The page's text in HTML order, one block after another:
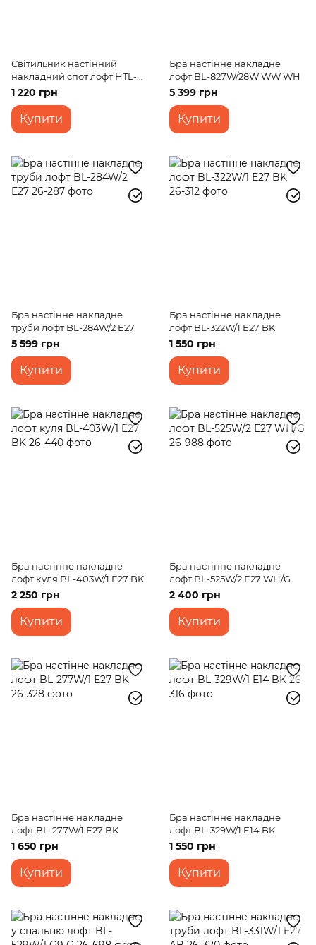
Світильник настінний
накладний спот лофт HTL-
187/1 E14 BK
1 220 грн
Купити
Бра настінне накладне
лофт BL-827W/28W WW WH
5 399 грн
Купити
Бра настінне накладне
труби лофт BL-284W/2 E27
5 599 грн
Купити
Бра настінне накладне
лофт BL-322W/1 E27 BK
1 550 грн
Купити
Бра настінне накладне
лофт куля BL-403W/1 E27 BK
2 250 грн
Купити
Бра настінне накладне
лофт BL-525W/2 E27 WH/G
2 400 грн
Купити
Бра настінне накладне
лофт BL-277W/1 Е27 BK
1 650 грн
Купити
Бра настінне накладне
лофт BL-329W/1 E14 BK
1 550 грн
Купити